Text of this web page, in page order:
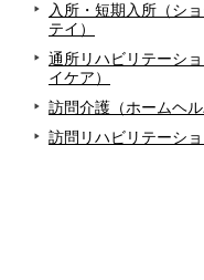
入所・短期入所（シ
テイ）
通所リハビリテーシ
イケア）
訪問介護（ホームヘル
訪問リハビリテーシ